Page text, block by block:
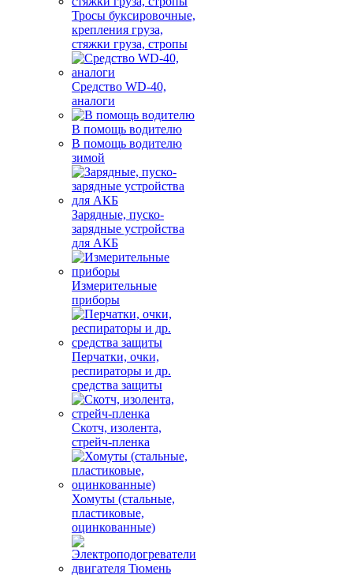
Тросы буксировочные,
крепления груза,
стяжки груза, стропы
Средство WD-40,
аналоги
В помощь водителю
В помощь водителю
зимой
Зарядные, пуско-
зарядные устройства
для АКБ
Измерительные
приборы
Перчатки, очки,
респираторы и др.
средства защиты
Скотч, изолента,
стрейч-пленка
Хомуты (стальные,
пластиковые,
оцинкованные)